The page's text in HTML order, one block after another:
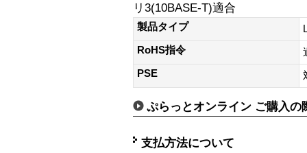
リ3(10BASE-T)適合
製品タイプ
RoHS指令
PSE
ぷらっとオンライン ご購入の
支払方法について